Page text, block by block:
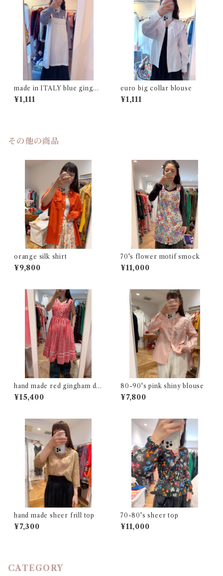
made in ITALY blue gingha
m check shirt
¥1,111
euro big collar blouse
¥1,111
その他の商品
orange silk shirt
¥9,800
70's flower motif smock
¥11,000
hand made red gingham dr
ess
¥15,400
80-90's pink shiny blouse
¥7,800
hand made sheer frill top
¥7,300
70-80's sheer top
¥11,000
CATEGORY